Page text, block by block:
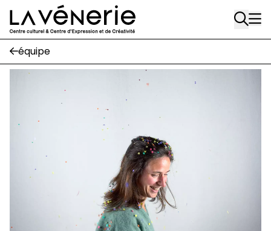
Aller au contenu principal
Rue Gratès, 3
1170 Watermael-Boitsfort
02 663 85 50
1170 Watermael-Boitsfort
02 663 85 50
suivez-nous
Journal Vénerie
- version papier
équipe